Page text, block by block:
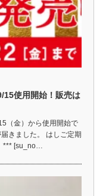
15使用開始！販売は
（金）から使用開始で
きました。 はしご定期
[su_no…